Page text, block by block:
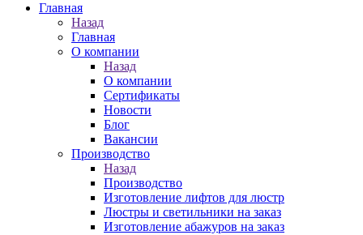
Главная
Назад
Главная
О компании
Назад
О компании
Сертификаты
Новости
Блог
Вакансии
Производство
Назад
Производство
Изготовление лифтов для люстр
Люстры и светильники на заказ
Изготовление абажуров на заказ